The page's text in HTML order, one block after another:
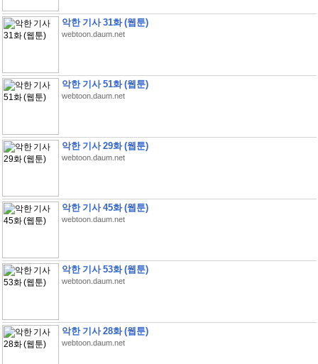
악한 기사 31화 (웹툰)
webtoon.daum.net
악한 기사 51화 (웹툰)
webtoon.daum.net
악한 기사 29화 (웹툰)
webtoon.daum.net
악한 기사 45화 (웹툰)
webtoon.daum.net
악한 기사 53화 (웹툰)
webtoon.daum.net
악한 기사 28화 (웹툰)
webtoon.daum.net